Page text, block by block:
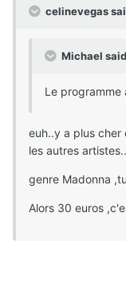
celinevegas
Michael
Le programme
euh..y a plus
les autres
genre Madonna
Alors 30 euros